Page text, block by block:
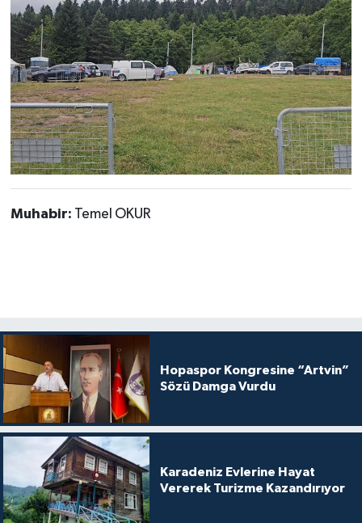
Muhabir: Temel OKUR
Hopaspor Kongresine “Artvin”
Sözü Damga Vurdu
Karadeniz Evlerine Hayat
Vererek Turizme Kazandırıyor